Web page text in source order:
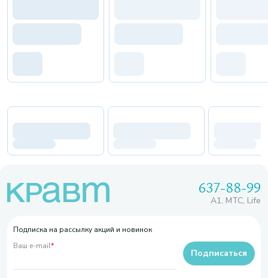
637-88-99
A1, МТС, Life
Подписка на рассылку акций и новинок
Ваш e-mail*
Подписаться